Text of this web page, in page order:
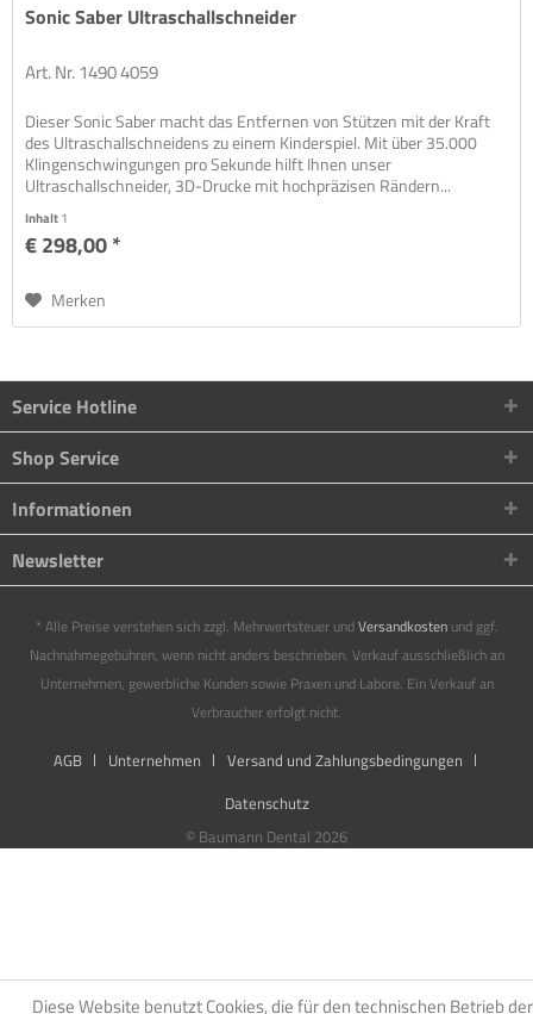
Sonic Saber Ultraschallschneider
Art. Nr. 1490 4059
Dieser Sonic Saber macht das Entfernen von Stützen mit der Kraft
des Ultraschallschneidens zu einem Kinderspiel. Mit über 35.000
Klingenschwingungen pro Sekunde hilft Ihnen unser
Ultraschallschneider, 3D-Drucke mit hochpräzisen Rändern...
Inhalt1
€ 298,00 *
Merken
Service Hotline
Shop Service
Informationen
Newsletter
* Alle Preise verstehen sich zzgl. Mehrwertsteuer undVersandkostenund ggf.
Nachnahmegebühren, wenn nicht anders beschrieben. Verkauf ausschließlich an
Unternehmen, gewerbliche Kunden sowie Praxen und Labore. Ein Verkauf an
Verbraucher erfolgt nicht.
AGB Unternehmen
Versand und Zahlungsbedingungen
Datenschutz
© Baumann Dental 2026
Diese Website benutzt Cookies, die für den technischen Betrieb der